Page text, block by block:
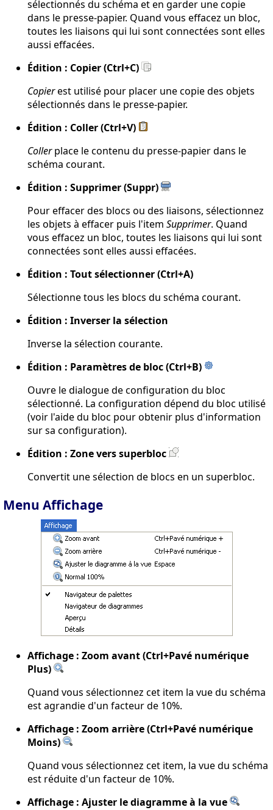
sélectionnés du schéma et en garder une copie
dans le presse-papier. Quand vous effacez un bloc,
toutes les liaisons qui lui sont connectées sont elles
aussi effacées.
Édition : Copier (Ctrl+C)
Copierest utilisé pour placer une copie des objets
sélectionnés dans le presse-papier.
Édition : Coller (Ctrl+V)
Collerplace le contenu du presse-papier dans le
schéma courant.
Édition : Supprimer (Suppr)
Pour effacer des blocs ou des liaisons, sélectionnez
les objets à effacer puis l'item Supprimer. Quand
vous effacez un bloc, toutes les liaisons qui lui sont
connectées sont elles aussi effacées.
Édition : Tout sélectionner (Ctrl+A)
Sélectionne tous les blocs du schéma courant.
Édition : Inverser la sélection
Inverse la sélection courante.
Édition : Paramètres de bloc (Ctrl+B)
Ouvre le dialogue de configuration du bloc
sélectionné. La configuration dépend du bloc utilisé
(voir l'aide du bloc pour obtenir plus d'information
sur sa configuration).
Édition : Zone vers superbloc
Convertit une sélection de blocs en un superbloc.
Menu Affichage
Affichage : Zoom avant (Ctrl+Pavé numérique
Plus)
Quand vous sélectionnez cet item la vue du schéma
est agrandie d'un facteur de 10%.
Affichage : Zoom arrière (Ctrl+Pavé numérique
Moins)
Quand vous sélectionnez cet item, la vue du schéma
est réduite d'un facteur de 10%.
Affichage : Ajuster le diagramme à la vue